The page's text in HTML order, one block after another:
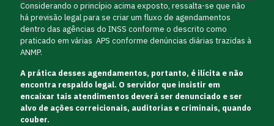
Considerando o princípio acima exposto, ressalta-se que não
há previsão legal para se criar um fluxo de agendamentos
dentro das agências do INSS conforme o descrito como
praticado em várias APS conforme denúncias diárias trazidas à
ANMP.
A prática desses agendamentos, portanto, é ilícita e não
encontra respaldo legal. O servidor que insistir em
encaixar tais atendimentos deverá ser denunciado e ser
alvo de ações correicionais, auditorias e criminais, quando
couber.